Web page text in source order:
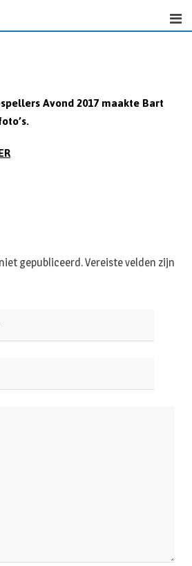
Avond 2017 maakte Bart
gepubliceerd.Vereiste velden zijn